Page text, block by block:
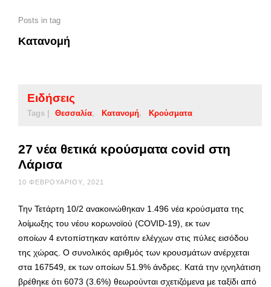
Posts in tag
Κατανομή
Ειδήσεις
Tags | Θεσσαλία Κατανομή Κρούσματα
27 νέα θετικά κρούσματα covid στη
Λάρισα
10 ΦΕΒΡΟΥΑΡΊΟΥ, 2021
Την Τετάρτη 10/2 ανακοινώθηκαν 1.496 νέα κρούσματα της
λοίμωξης του νέου κορωνοϊού (COVID-19), εκ των
οποίων 4 εντοπίστηκαν κατόπιν ελέγχων στις πύλες εισόδου
της χώρας. Ο συνολικός αριθμός των κρουσμάτων ανέρχεται
στα 167549, εκ των οποίων 51.9% άνδρες. Κατά την ιχνηλάτιση
βρέθηκε ότι 6073 (3.6%) θεωρούνται σχετιζόμενα με ταξίδι από